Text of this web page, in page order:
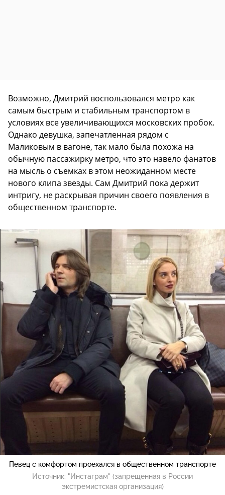
Возможно, Дмитрий воспользовался метро как
самым быстрым и стабильным транспортом в
условиях все увеличивающихся московских пробок.
Однако девушка, запечатленная рядом с
Маликовым в вагоне, так мало была похожа на
обычную пассажирку метро, что это навело фанатов
на мысль о съемках в этом неожиданном месте
нового клипа звезды. Сам Дмитрий пока держит
интригу, не раскрывая причин своего появления в
общественном транспорте.
Певец с комфортом проехался в общественном транспорте
Источник: "Инстаграм" (запрещенная в России
экстремистская организация)